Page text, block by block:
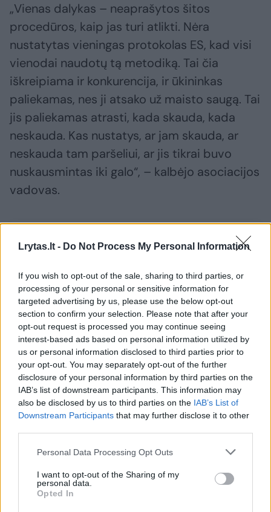
Lrytas.lt - Do Not Process My Personal Information
If you wish to opt-out of the sale, sharing to third parties, or
processing of your personal or sensitive information for
targeted advertising by us, please use the below opt-out
section to confirm your selection. Please note that after your
opt-out request is processed you may continue seeing
interest-based ads based on personal information utilized by
us or personal information disclosed to third parties prior to
your opt-out. You may separately opt-out of the further
disclosure of your personal information by third parties on the
IAB’s list of downstream participants. This information may
also be disclosed by us to third parties on the IAB’s List of
Downstream Participants that may further disclose it to other
Personal Data Processing Opt Outs
I want to opt-out of the Sharing of my
personal data.
Opted In
„Vienas dalykas – neaprašytos šitos
procedūros, kaip jas turi atlikti. Nėra
nustatytas vieningas protokolas ES, kad visi
vienodai naudotų tą metodiką. Tai čia
iškreipiama ir konkurencija, ir ūkininkas
paliekamas, nes ji atsako už maisto saugą. Tai
jis paliekamas atrasti, kada skauda, kada
neskauda. Kas nustatys, ar jam skauda, ar
neskauda tam paršeliui, ar jis tikrai buvo
nuskausmintas iki galo“, – kalbėjo asociacijos
vadovas.
Susiję straipsniai
Siūloma uždrausti paršelių
kastravimą be
nuskausminamųjų
Po
proto
„Bus išleistas toks įsakymas, kad įstatymas